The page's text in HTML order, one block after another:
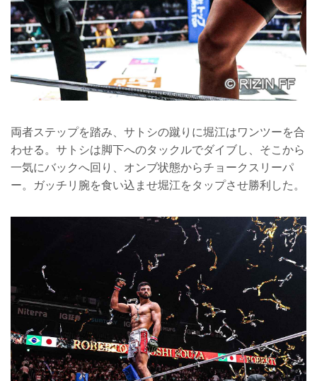
両者ステップを踏み、サトシの蹴りに堀江はワンツーを合
わせる。サトシは脚下へのタックルでダイブし、そこから
一気にバックへ回り、オンブ状態からチョークスリーパ
ー。ガッチリ腕を食い込ませ堀江をタップさせ勝利した。